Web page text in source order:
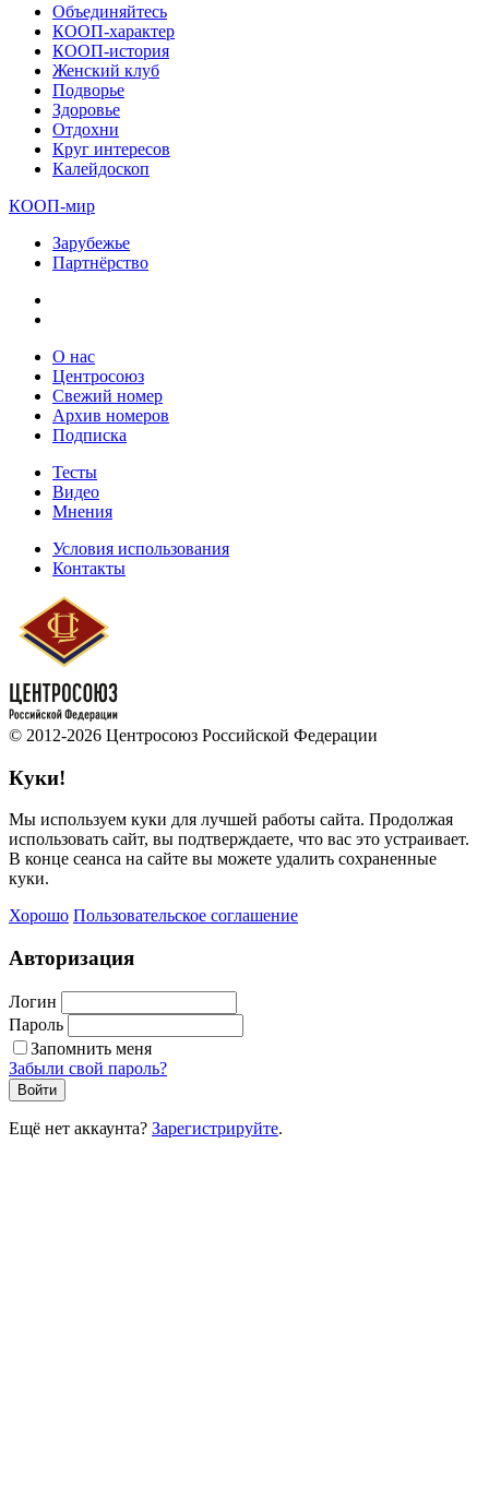
Объединяйтесь
КООП-характер
КООП-история
Женский клуб
Подворье
Здоровье
Отдохни
Круг интересов
Калейдоскоп
КООП-мир
Зарубежье
Партнёрство
О нас
Центросоюз
Свежий номер
Архив номеров
Подписка
Тесты
Видео
Мнения
Условия использования
Контакты
© 2012-2026 Центросоюз Российской Федерации
Куки!
Мы используем куки для лучшей работы сайта. Продолжая
использовать сайт, вы подтверждаете, что вас это устраивает.
В конце сеанса на сайте вы можете удалить сохраненные
куки.
Хорошо Пользовательское соглашение
Авторизация
Логин
Пароль
Запомнить меня
Забыли свой пароль?
Войти
Ещё нет аккаунта? Зарегистрируйте.